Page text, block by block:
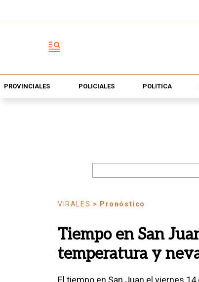
PROVINCIALES POLICIALES POLÍTICA
VIRALES > Pronóstico
Tiempo en San
temperatura y
El tiempo en San Juan el viernes